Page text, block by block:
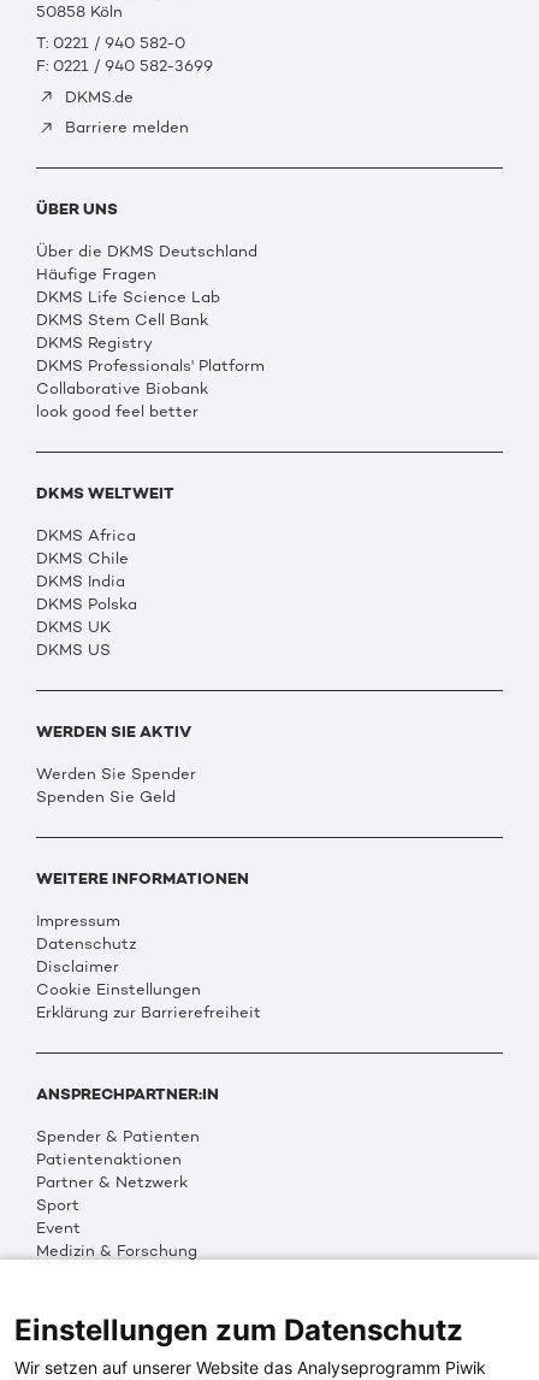
50858 Köln
T: 0221 / 940 582-0
F: 0221 / 940 582-3699
DKMS.de
Barriere melden
ÜBER UNS
Über die DKMS Deutschland
Häufige Fragen
DKMS Life Science Lab
DKMS Stem Cell Bank
DKMS Registry
DKMS Professionals' Platform
Collaborative Biobank
look good feel better
DKMS WELTWEIT
DKMS Africa
DKMS Chile
DKMS India
DKMS Polska
DKMS UK
DKMS US
WERDEN SIE AKTIV
Werden Sie Spender
Spenden Sie Geld
WEITERE INFORMATIONEN
Impressum
Datenschutz
Disclaimer
Cookie Einstellungen
Erklärung zur Barrierefreiheit
ANSPRECHPARTNER:IN
Spender & Patienten
Patientenaktionen
Partner & Netzwerk
Sport
Event
Medizin & Forschung
Multimedia
Social Media
Einstellungen zum Datenschutz
Wir setzen auf unserer Website das Analyseprogramm Piwik